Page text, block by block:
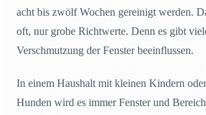
acht bis zwölf Wochen gereinigt werden.
oft, nur grobe Richtwerte. Denn es gibt
Verschmutzung der Fenster beeinflussen.
In einem Haushalt mit kleinen Kindern
Hunden wird es immer Fenster und